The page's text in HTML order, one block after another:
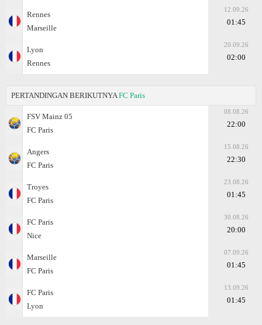
Rennes
Marseille
12.09.26
01:45
Lyon
Rennes
20.09.26
02:00
PERTANDINGAN BERIKUTNYA FC Paris
FSV Mainz 05
FC Paris
08.08.26
22:00
Angers
FC Paris
15.08.26
22:30
Troyes
FC Paris
23.08.26
01:45
FC Paris
Nice
30.08.26
20:00
Marseille
FC Paris
07.09.26
01:45
FC Paris
Lyon
13.09.26
01:45